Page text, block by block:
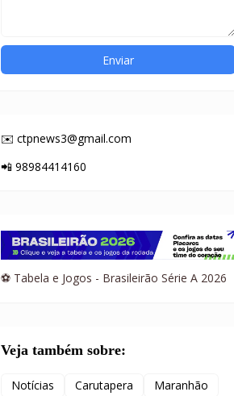
✉️ ctpnews3@gmail.com
📲 98984414160
⚽ Tabela e Jogos - Brasileirão Série A 2026
Veja também sobre:
Notícias Carutapera
Maranhão